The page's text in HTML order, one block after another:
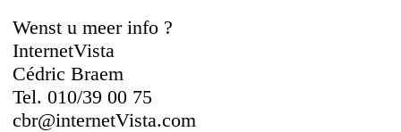
Wenst u meer info ?
InternetVista
Cédric Braem
Tel. 010/39 00 75
cbr@internetVista.com